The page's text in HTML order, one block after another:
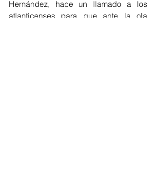
Hernández, hace un llamado a los
atlanticenses para que ante la ola